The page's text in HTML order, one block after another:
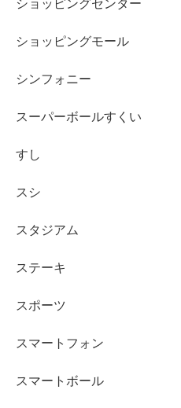
ショッピングセンター
ショッピングモール
シンフォニー
スーパーボールすくい
すし
スシ
スタジアム
ステーキ
スポーツ
スマートフォン
スマートボール